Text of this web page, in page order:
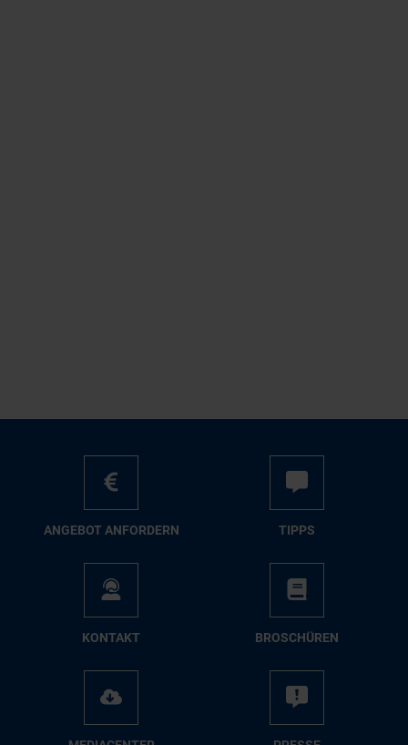
AN­GE­BOT AN­FOR­DERN TIPPS
KON­TAKT BRO­SCHÜ­REN